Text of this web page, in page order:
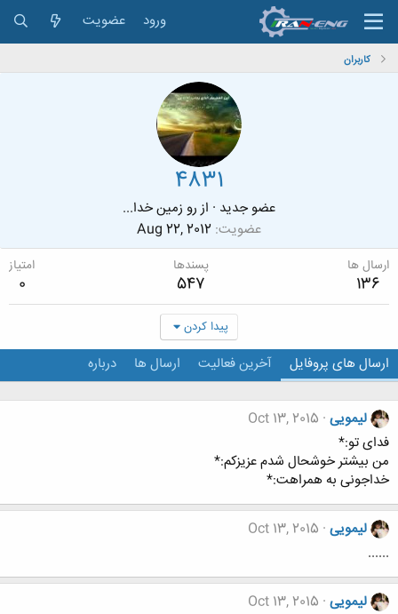
ورود عضویت
کاربران
4831
عضو جدید · از رو زمین خدا...
عضویت Aug 22, 2012
ارسال ها
136
پسندها
547
امتیاز
0
پیدا کردن
ارسال های پروفایل آخرین فعالیت ارسال ها درباره
لیمویی Oct 13, 2015
فدای تو:*
من بیشتر خوشحال شدم عزیزکم:*
خداجونی به همراهت:*
لیمویی Oct 13, 2015
......
لیمویی Oct 13, 2015